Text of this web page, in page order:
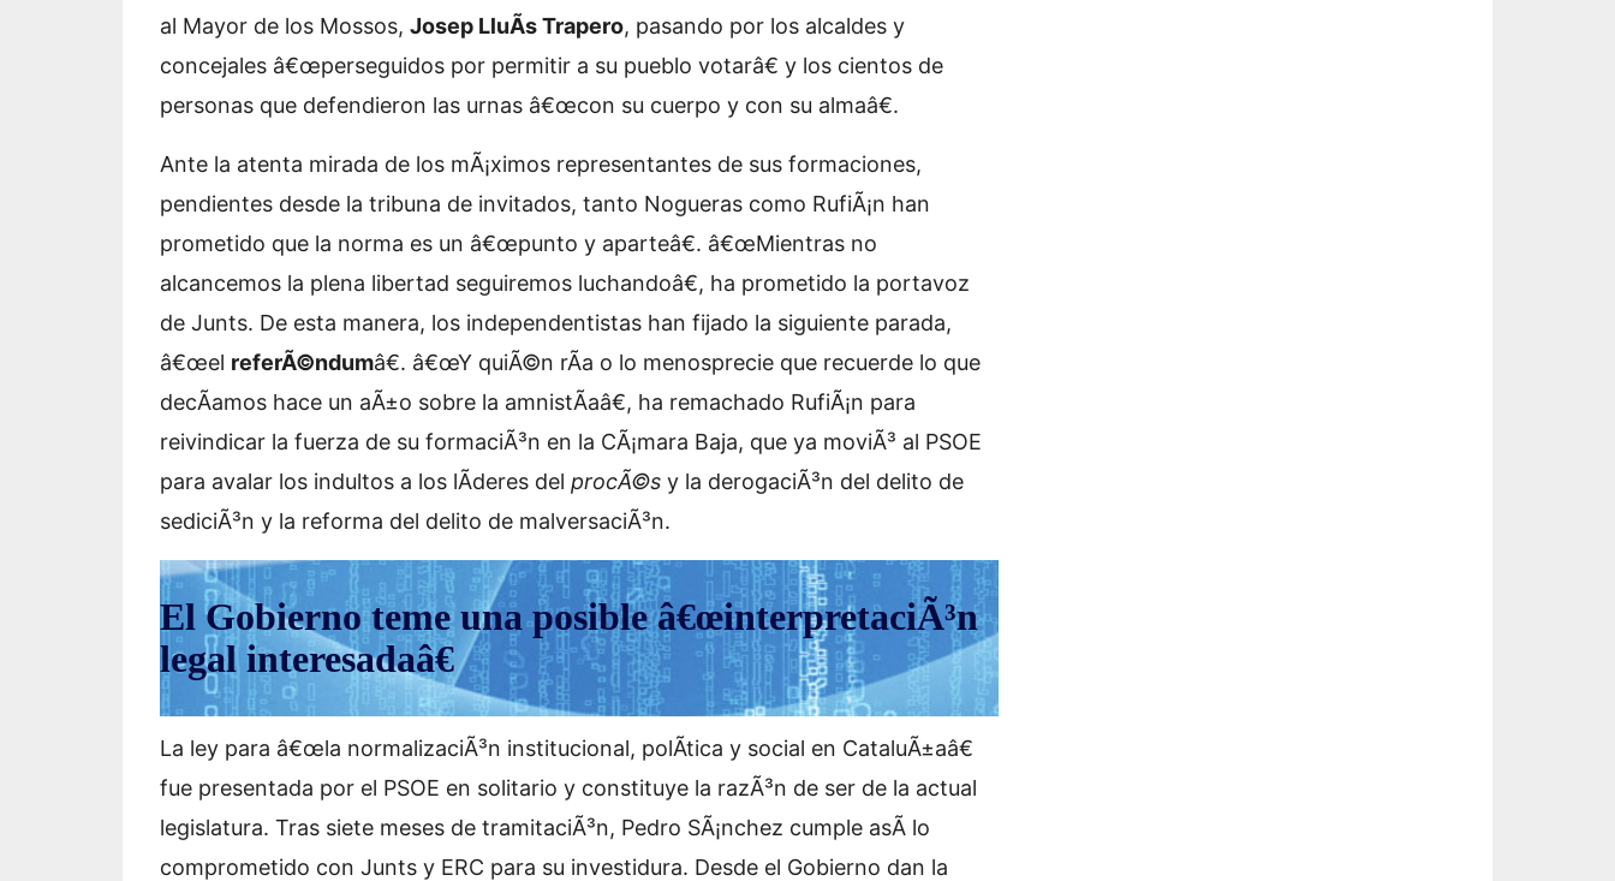
al Mayor de los Mossos, Josep LluÃ­s Trapero, pasando por los alcaldes y
concejales â€œperseguidos por permitir a su pueblo votarâ€ y los cientos de
personas que defendieron las urnas â€œcon su cuerpo y con su almaâ€.
Ante la atenta mirada de los mÃ¡ximos representantes de sus formaciones,
pendientes desde la tribuna de invitados, tanto Nogueras como RufiÃ¡n han
prometido que la norma es un â€œpunto y aparteâ€. â€œMientras no
alcancemos la plena libertad seguiremos luchandoâ€, ha prometido la portavoz
de Junts. De esta manera, los independentistas han fijado la siguiente parada,
â€œel referÃ©ndumâ€. â€œY quiÃ©n rÃ­a o lo menosprecie que recuerde lo que
decÃ­amos hace un aÃ±o sobre la amnistÃ­aâ€, ha remachado RufiÃ¡n para
reivindicar la fuerza de su formaciÃ³n en la CÃ¡mara Baja, que ya moviÃ³ al PSOE
para avalar los indultos a los lÃ­deres del procÃ©s y la derogaciÃ³n del delito de
sediciÃ³n y la reforma del delito de malversaciÃ³n.
El Gobierno teme una posible â€œinterpretaciÃ³n
legal interesadaâ€
La ley para â€œla normalizaciÃ³n institucional, polÃ­tica y social en CataluÃ±aâ€
fue presentada por el PSOE en solitario y constituye la razÃ³n de ser de la actual
legislatura. Tras siete meses de tramitaciÃ³n, Pedro SÃ¡nchez cumple asÃ­ lo
comprometido con Junts y ERC para su investidura. Desde el Gobierno dan la